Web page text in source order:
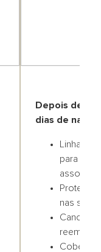
Depois de 3
dias de
Linha
para
Proteção
nas suas